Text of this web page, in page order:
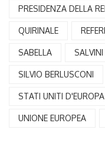
PRESIDENZA DELLA
QUIRINALE
SABELLA SALVINI
SILVIO BERLUSCONI
STATI UNITI D'EUROPA
UNIONE EUROPEA